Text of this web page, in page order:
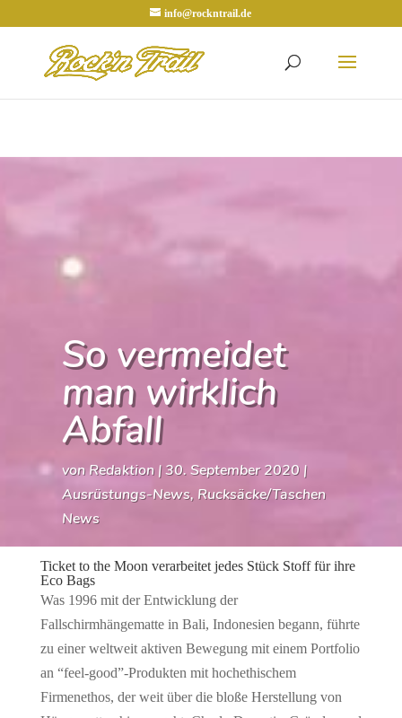
info@rockntrail.de
So vermeidet
man wirklich
Abfall
vonRedaktion|30. September 2020|
Ausrüstungs-News, Rucksäcke/Taschen
News
Ticket to the Moon verarbeitet jedes Stück Stoff für ihre
Eco Bags
Was 1996 mit der Entwicklung der
Fallschirmhängematte in Bali, Indonesien begann, führte
zu einer weltweit aktiven Bewegung mit einem Portfolio
an “feel-good”-Produkten mit hochethischem
Firmenethos, der weit über die bloße Herstellung von